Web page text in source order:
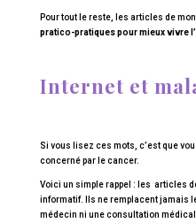
Pour tout le reste, les articles de
pratico-pratiques pour mieux vivre
Internet et
Si vous lisez ces mots, c’est que
concerné par le cancer.
Voici un simple rappel : les articles
informatif. Ils ne remplacent jamais
médecin ni une consultation